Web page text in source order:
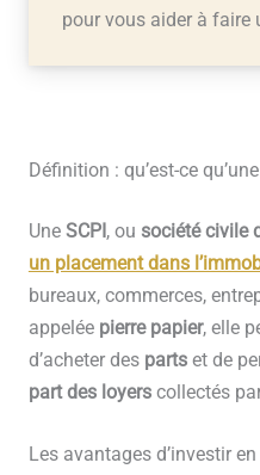
pour vous aider à faire
Définition : qu’est-ce
Une SCPI , ou société civile
un placement dans
bureaux, commerces,
appelée pierre papier, elle
d’acheter des partset de
part des loyerscollectés
Les avantages d’investir en